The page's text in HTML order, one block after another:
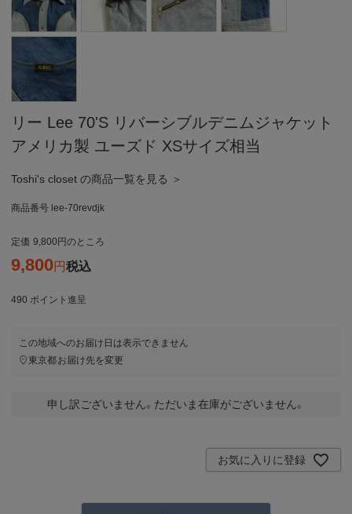
リー Lee 70'S リバーシブルデニムジャケット
アメリカ製 ユーズド XSサイズ相当
Toshi's closet の商品一覧を見る ＞
商品番号 lee-70revdjk
定価 9,800 のところ
9,800 税込
490 ポイント進呈
この地域へのお届け日は表示できません
東京都お届け先を変更
申し訳ございません。ただいま在庫がございません。
お気に入りに登録